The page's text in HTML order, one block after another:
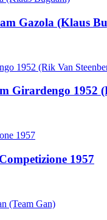
Gazola (Klaus
Girardengo 1952
1957